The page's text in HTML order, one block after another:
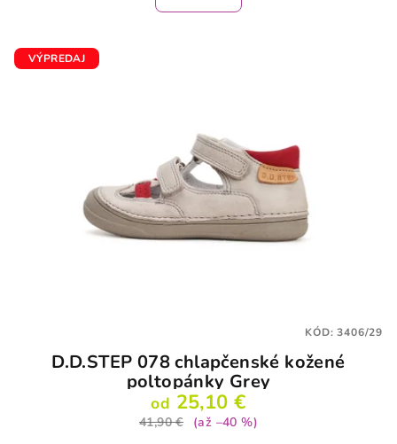
VÝPREDAJ
D.D.STEP 078 chlapčenské kožené
poltopánky Grey
od 25,10 €
41,90 €
(až –40 %)
KÓD:3406/29